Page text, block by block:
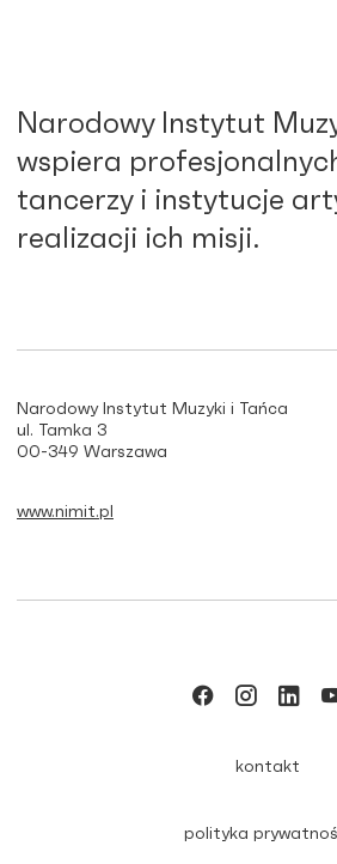
Narodowy Instytut
wspiera
tancerzy i instytucje
realizacji ich misji.
Narodowy Instytut Muzyki i Tańca
ul. Tamka 3
00-349 Warszawa
www.nimit.pl
kontakt
polityka